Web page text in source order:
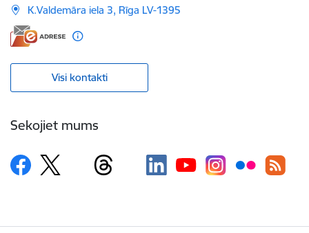
K.Valdemāra iela 3, Rīga LV-1395
Visi kontakti
Sekojiet mums